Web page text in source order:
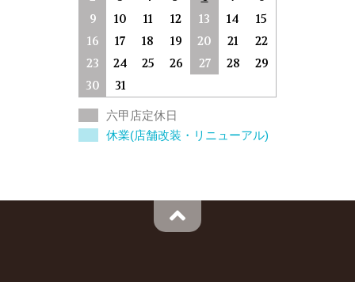
9
10 11 12 13 14
15
16
17 18 19 20 21
22
23
24 25 26 27 28
29
30
31
六甲店定休日
休業(店舗改装・リニューアル)